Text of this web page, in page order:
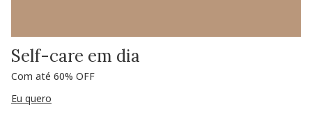
Self-care em dia
Com até 60% OFF
Eu quero